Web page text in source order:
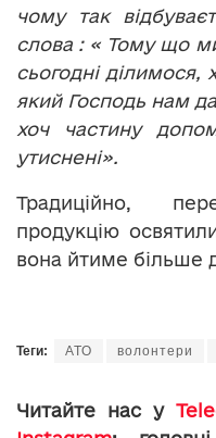
чому так
слова : « Тому що
сьогодні
який Господь нам
хоч частину
утиснені».
Традиційно,
продукцію
вона йтиме більше
Теги: АТО волонтери
Читайте нас у